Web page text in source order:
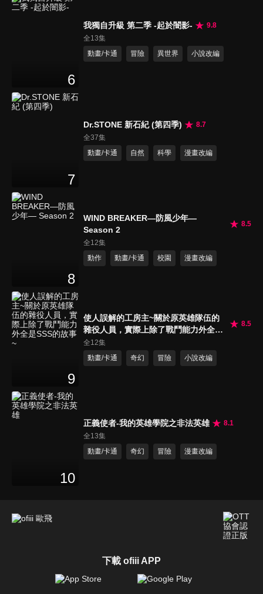
6
我獨自升級 第二季 -起於闇影-
9.8
全13集
動畫/卡通
冒險 異世界 小說改編
7
Dr.STONE 新石紀 (第四季)
8.7
全37集
動畫/卡通
自然 科學 漫畫改編
8
WIND BREAKER—防風少年—
Season 2
8.5
全12集
動作
動畫/卡通 校園 漫畫改編
9
使人誤解的工房主~關於原英雄隊伍的
雜役人員，實際上除了戰鬥能力外全是
SSS的故事~
8.5
全12集
動畫/卡通
奇幻 冒險 小說改編
10
正義使者-我的英雄學院之非法英雄
8.1
全13集
動畫/卡通
奇幻 冒險 漫畫改編
下載 ofiii APP